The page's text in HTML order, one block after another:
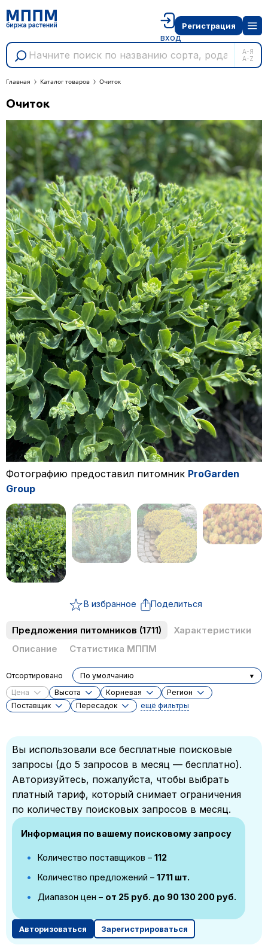
А-Я
A-Z
вход
Регистрация
Главная Каталог товаров Очиток
Очиток
Фотографию предоставил питомник ProGarden
Group
В избранное Поделиться
Предложения питомников (1711)
Характеристики
Описание
Статистика МППМ
Цена Высота Корневая
Регион
Поставщик
Пересадок ещё фильтры
Отсортировано По умолчанию
Вы использовали все бесплатные поисковые
запросы (до 5 запросов в месяц — бесплатно).
Авторизуйтесь, пожалуйста, чтобы выбрать
платный тариф, который снимает ограничения
по количеству поисковых запросов в месяц.
Информация по вашему поисковому запросу
Количество поставщиков – 112
Количество предложений – 1711 шт.
Диапазон цен – от 25 руб. до 90 130 200 руб.
Авторизоваться Зарегистрироваться